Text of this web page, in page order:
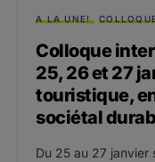
A LA UNE!
Colloque
25, 26 et 27
touristique,
sociétal
Du 25 au 27